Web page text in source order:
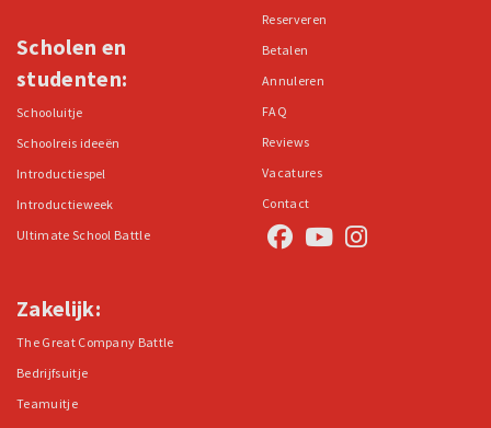
Scholen en
studenten:
Schooluitje
Schoolreis ideeën
Introductiespel
Introductieweek
Ultimate School Battle
Reserveren
Betalen
Annuleren
FAQ
Reviews
Vacatures
Contact
Zakelijk:
The Great Company Battle
Bedrijfsuitje
Teamuitje